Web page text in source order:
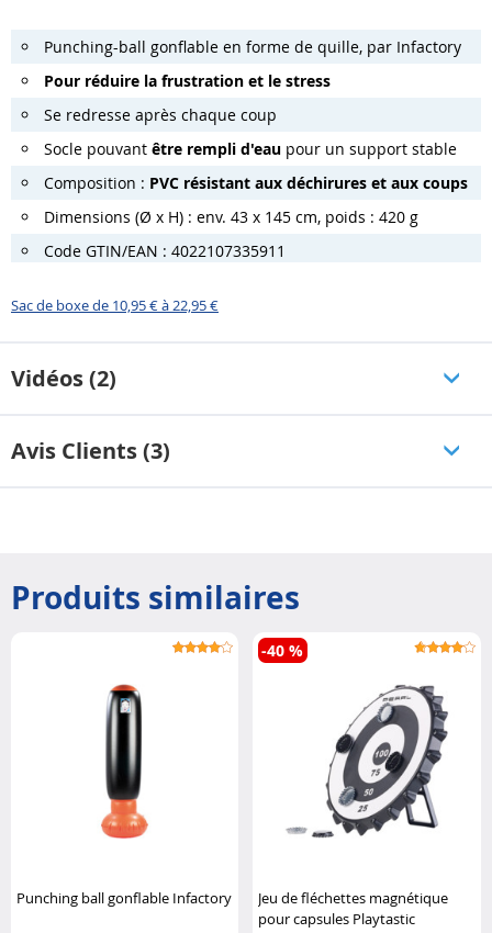
Punching-ball gonflable en forme de quille, par Infactory
Pour réduire la frustration et le stress
Se redresse après chaque coup
Socle pouvant être rempli d'eau pour un support stable
Composition : PVC résistant aux déchirures et aux coups
Dimensions (Ø x H) : env. 43 x 145 cm, poids : 420 g
Code GTIN/EAN : 4022107335911
Sac de boxe de 10,95 € à 22,95 €
Vidéos (2)
Avis Clients (3)
Produits similaires
Punching ball gonflable Infactory
Jeu de fléchettes magnétique
pour capsules Playtastic
-40 %